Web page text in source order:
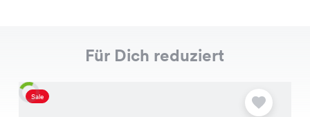
Für Dich reduziert
Sale